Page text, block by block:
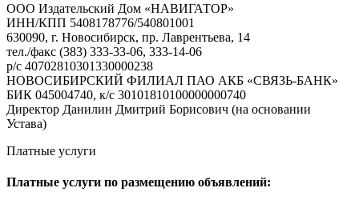
ООО Издательский Дом «НАВИГАТОР»
ИНН/КПП 5408178776/540801001
630090, г. Новосибирск, пр. Лаврентьева, 14
тел./факс (383) 333-33-06, 333-14-06
р/с 40702810301330000238
НОВОСИБИРСКИЙ ФИЛИАЛ ПАО АКБ «СВЯЗЬ-БАНК»
БИК 045004740, к/с 30101810100000000740
Директор Данилин Дмитрий Борисович (на основании
Устава)
Платные услуги
Платные услуги по размещению объявлений: